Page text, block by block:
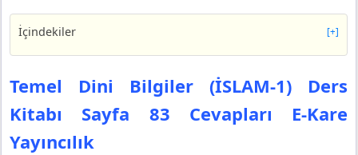
İçindekiler [+]
Temel Dini Bilgiler (İSLAM-1) Ders Kitabı Sayfa 83
Cevapları E-Kare Yayıncılık
Temel Dini Bilgiler (İSLAM-1) Ders Kitabı Sayfa 85
Cevapları E-Kare Yayıncılık
Etkinlik- 1
Temel Dini Bilgiler (İSLAM-1) Ders
Kitabı Sayfa 83 Cevapları E-Kare
Yayıncılık